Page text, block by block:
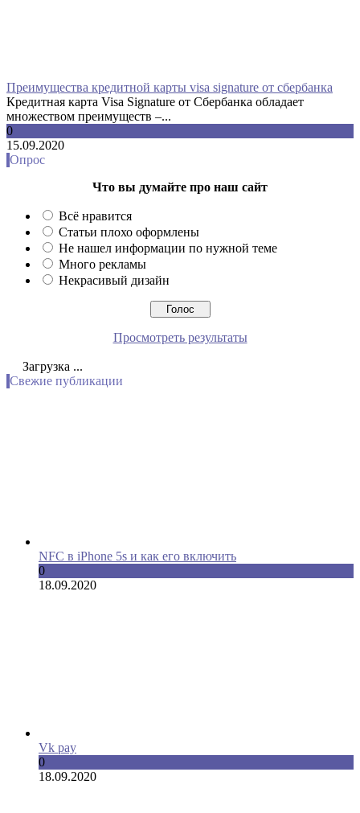
Преимущества кредитной карты visa signature от сбербанка
Кредитная карта Visa Signature от Сбербанка обладает
множеством преимуществ –...
0
15.09.2020
Опрос
Что вы думайте про наш сайт
Всё нравится
Статьи плохо оформлены
Не нашел информации по нужной теме
Много рекламы
Некрасивый дизайн
Просмотреть результаты
Загрузка ...
Свежие публикации
NFC в iPhone 5s и как его включить
0
18.09.2020
Vk pay
0
18.09.2020